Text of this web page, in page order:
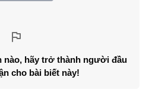
nào, hãy trở thành người đầu
cho bài biết này!